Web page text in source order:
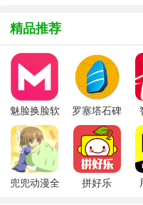
4. 技能搭配：不同职业的
造成额外伤害或控制效果
5. 剧情选择：游戏中许多
将决定故事走向及角色命
【贝斯特里亚战纪测评
《贝斯特里亚战纪》以其
的游戏体验赢得了玩家们
精品推荐
魅脸换脸软
件
罗塞塔石碑
安卓版
兜兜动漫全
拼好乐